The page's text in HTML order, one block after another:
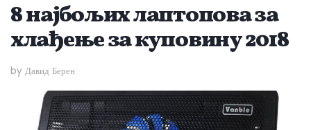
8 најбољих лаптопова за
хлађење за куповину 2018
by Давид Берен